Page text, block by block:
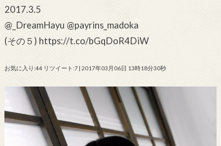
2017.3.5
@_DreamHayu @payrins_madoka
(その５) https://t.co/bGqDoR4DiW
お気に入り:44 リツイート:7 | 2017年03月06日 13時18分30秒